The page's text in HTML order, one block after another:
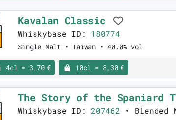
Kavalan Classic
Whiskybase ID: 180774
Single Malt • Taiwan • 40.0% vol
4cl = 3,70 € 10cl = 8,30 €
The Story of the Spaniard
Whiskybase ID: 207462 • Blended